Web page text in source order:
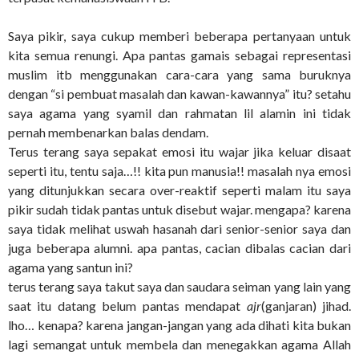
Saya pikir, saya cukup memberi beberapa pertanyaan untuk
kita semua renungi. Apa pantas gamais sebagai representasi
muslim itb menggunakan cara-cara yang sama buruknya
dengan “si pembuat masalah dan kawan-kawannya” itu? setahu
saya agama yang syamil dan rahmatan lil alamin ini tidak
pernah membenarkan balas dendam.
Terus terang saya sepakat emosi itu wajar jika keluar disaat
seperti itu, tentu saja…!! kita pun manusia!! masalah nya emosi
yang ditunjukkan secara over-reaktif seperti malam itu saya
pikir sudah tidak pantas untuk disebut wajar. mengapa? karena
saya tidak melihat uswah hasanah dari senior-senior saya dan
juga beberapa alumni. apa pantas, cacian dibalas cacian dari
agama yang santun ini?
terus terang saya takut saya dan saudara seiman yang lain yang
saat itu datang belum pantas mendapat ajr(ganjaran) jihad.
lho… kenapa? karena jangan-jangan yang ada dihati kita bukan
lagi semangat untuk membela dan menegakkan agama Allah